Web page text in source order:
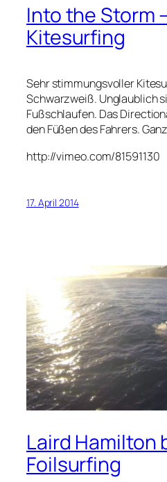
Into the Storm
Kitesurfing
Sehr stimmungsvoller
Schwarzweiß. Unglaublich
Fußschlaufen. Das
den Füßen des Fahrers.
http://vimeo.com/81591130
17. April 2014
Laird Hamilton
Foilsurfing